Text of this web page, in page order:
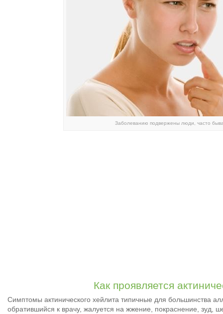
Заболеванию подвержены люди, часто
Как проявляется
Симптомы актинического хейлита типичные для большинства
обратившийся к врачу, жалуется на жжение, покраснение, зуд,